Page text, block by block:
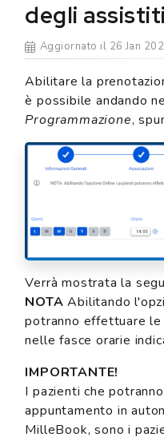
degli
Aggiornato il 26 Jan
Abilitare la
è possibile andando
Programmazione,
Verrà mostrata la
NOTA Abilitando
potranno effettuare le
nelle fasce orarie
IMPORTANTE!
I pazienti che
appuntamento in
MilleBook, sono i